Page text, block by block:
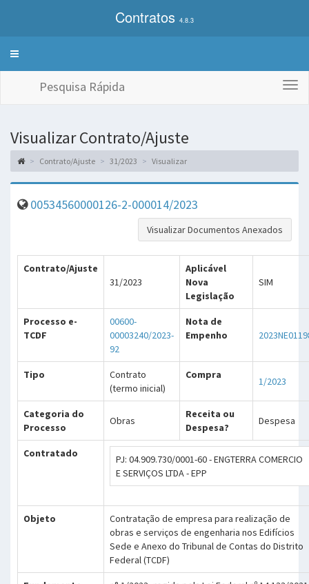
Contratos 4.8.3
Alterna
Pesquisa Rápida
Visualizar Contrato/Ajuste
Contrato/Ajuste 31/2023 Visualizar
00534560000126-2-000014/2023
Visualizar Documentos Anexados
Contrato/Ajuste
31/2023
Aplicável
Nova
Legislação
SIM
Processo e-
TCDF
00600-
00003240/2023-
92
Nota de
Empenho
Tipo
Contrato
(termo inicial)
Compra
1/2023
Categoria do
Processo
Obras
Receita ou
Despesa?
Despesa
Contratado
PJ: 04.909.730/0001-60 - ENGTERRA COMERCIO
E SERVIÇOS LTDA - EPP
Objeto
Contratação de empresa para realização de
obras e serviços de engenharia nos Edifícios
Sede e Anexo do Tribunal de Contas do Distrito
Federal (TCDF)